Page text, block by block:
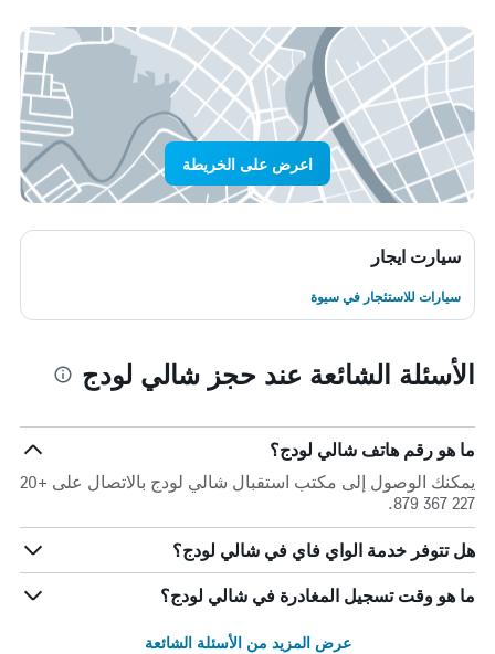
اعرض على الخريطة
سيارت ايجار
سيارات للاستئجار في سيوة
الأسئلة الشائعة عند حجز شالي لودج
ما هو رقم هاتف شالي لودج؟
يمكنك الوصول إلى مكتب استقبال شالي لودج بالاتصال على +20
227 367 879.
هل تتوفر خدمة الواي فاي في شالي لودج؟
ما هو وقت تسجيل المغادرة في شالي لودج؟
عرض المزيد من الأسئلة الشائعة